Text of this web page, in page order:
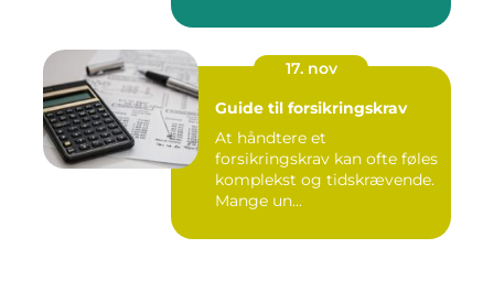
17. nov
Guide til forsikringskrav
At håndtere et
forsikringskrav kan ofte føles
komplekst og tidskrævende.
Mange un...